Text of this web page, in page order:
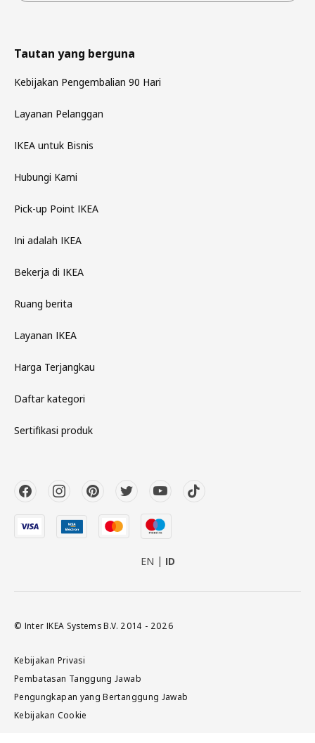
Tautan yang berguna
Kebijakan Pengembalian 90 Hari
Layanan Pelanggan
IKEA untuk Bisnis
Hubungi Kami
Pick-up Point IKEA
Ini adalah IKEA
Bekerja di IKEA
Ruang berita
Layanan IKEA
Harga Terjangkau
Daftar kategori
Sertifikasi produk
EN ID
© Inter IKEA Systems B.V. 2014 - 2026
Kebijakan Privasi
Pembatasan Tanggung Jawab
Pengungkapan yang Bertanggung Jawab
Kebijakan Cookie